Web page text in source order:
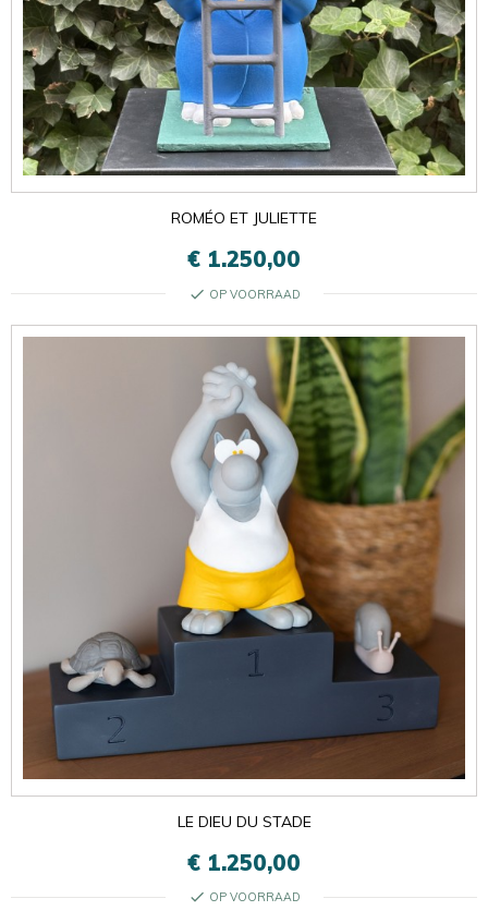
ROMÉO ET JULIETTE
€ 1.250,00
check OP VOORRAAD
LE DIEU DU STADE
€ 1.250,00
check OP VOORRAAD